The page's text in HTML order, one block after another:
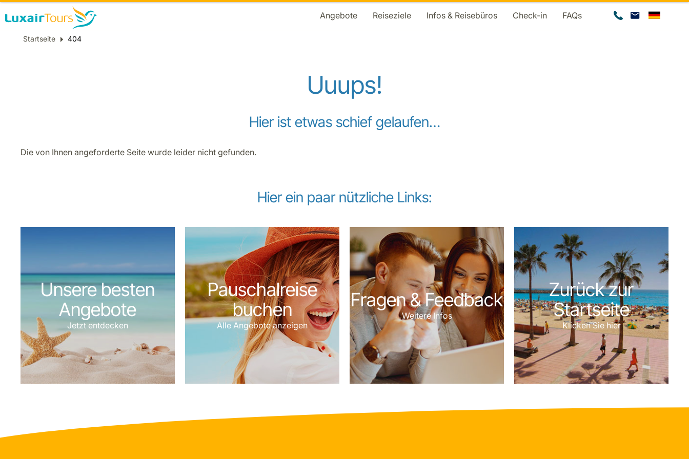
Angebote Reiseziele Infos & Reisebüros Check-in FAQs
Breadcrumb
Startseite 404
Uuups!
Hier ist etwas schief gelaufen…
Die von Ihnen angeforderte Seite wurde leider nicht gefunden.
Hier ein paar nützliche Links:
Unsere besten
Angebote
Jetzt entdecken
Pauschalreise
buchen
Alle Angebote anzeigen
Fragen & Feedback
Weitere Infos
Zurück zur
Startseite
Klicken Sie hier